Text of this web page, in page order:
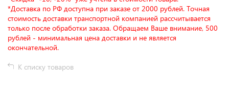
*Доставка по РФ доступна при заказе от 2000 рублей. Точная
стоимость доставки транспортной компанией рассчитывается
только после обработки заказа. Обращаем Ваше внимание, 500
рублей - минимальная цена доставки и не является
окончательной.
К списку товаров